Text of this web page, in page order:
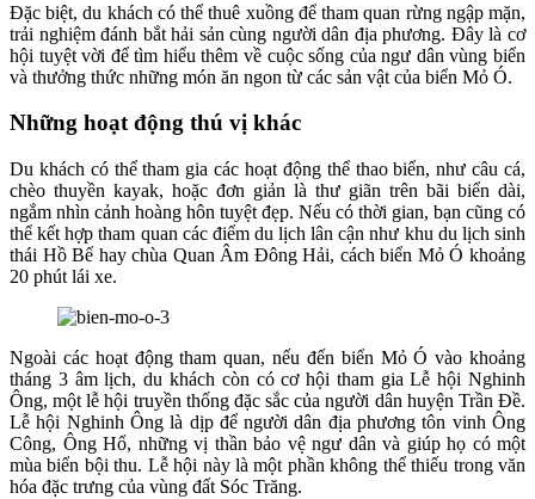
Đặc biệt, du khách có thể thuê xuồng để tham quan rừng ngập mặn,
trải nghiệm đánh bắt hải sản cùng người dân địa phương. Đây là cơ
hội tuyệt vời để tìm hiểu thêm về cuộc sống của ngư dân vùng biển
và thưởng thức những món ăn ngon từ các sản vật của biển Mỏ Ó.
Những hoạt động thú vị khác
Du khách có thể tham gia các hoạt động thể thao biển, như câu cá,
chèo thuyền kayak, hoặc đơn giản là thư giãn trên bãi biển dài,
ngắm nhìn cảnh hoàng hôn tuyệt đẹp. Nếu có thời gian, bạn cũng có
thể kết hợp tham quan các điểm du lịch lân cận như khu du lịch sinh
thái Hồ Bể hay chùa Quan Âm Đông Hải, cách biển Mỏ Ó khoảng
20 phút lái xe.
Ngoài các hoạt động tham quan, nếu đến biển Mỏ Ó vào khoảng
tháng 3 âm lịch, du khách còn có cơ hội tham gia Lễ hội Nghinh
Ông, một lễ hội truyền thống đặc sắc của người dân huyện Trần Đề.
Lễ hội Nghinh Ông là dịp để người dân địa phương tôn vinh Ông
Công, Ông Hổ, những vị thần bảo vệ ngư dân và giúp họ có một
mùa biển bội thu. Lễ hội này là một phần không thể thiếu trong văn
hóa đặc trưng của vùng đất Sóc Trăng.